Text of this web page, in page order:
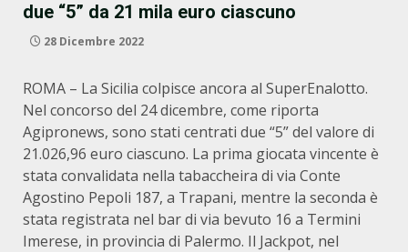
due “5” da 21 mila euro ciascuno
28 Dicembre 2022
ROMA – La Sicilia colpisce ancora al SuperEnalotto.
Nel concorso del 24 dicembre, come riporta
Agipronews, sono stati centrati due “5” del valore di
21.026,96 euro ciascuno. La prima giocata vincente è
stata convalidata nella tabaccheira di via Conte
Agostino Pepoli 187, a Trapani, mentre la seconda è
stata registrata nel bar di via bevuto 16 a Termini
Imerese, in provincia di Palermo. Il Jackpot, nel